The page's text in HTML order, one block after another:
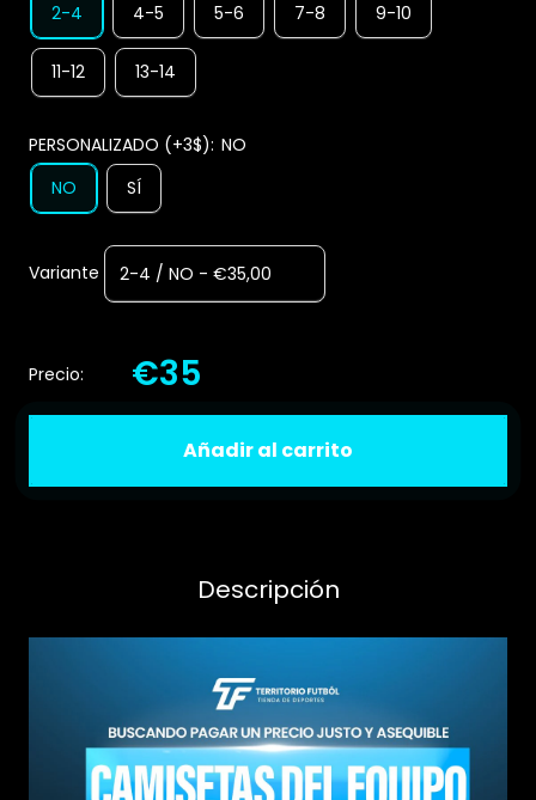
2-4
4-5 5-6 7-8 9-10
11-12 13-14
PERSONALIZADO (+3$): NO
NO
SÍ
Variante
Precio: €35
Añadir al carrito
Descripción